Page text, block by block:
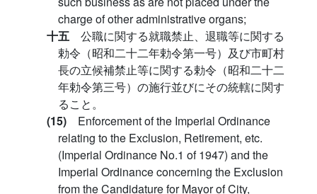
charge of other administrative organs;
十五 公職に関する就職禁止、退職等に関する
勅令（昭和二十二年勅令第一号）及び市町村
長の立候補禁止等に関する勅令（昭和二十二
年勅令第三号）の施行並びにその統轄に関す
ること。
(15) Enforcement of the Imperial Ordinance
relating to the Exclusion, Retirement, etc.
(Imperial Ordinance No.1 of 1947) and the
Imperial Ordinance concerning the Exclusion
from the Candidature for Mayor of City,